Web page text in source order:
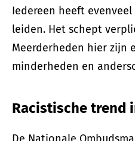
Iedereen heeft
leiden. Het schept
Meerderheden hier zijn
minderheden en
Racistische trend